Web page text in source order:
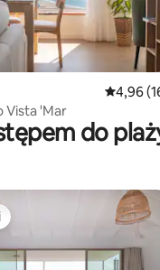
recenzji: 191 Średnia
4,96
'Mar
do